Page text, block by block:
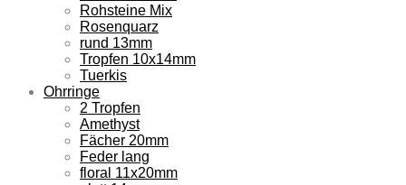
Rohsteine Mix
Rosenquarz
rund 13mm
Tropfen 10x14mm
Tuerkis
Ohrringe
2 Tropfen
Amethyst
Fächer 20mm
Feder lang
floral 11x20mm